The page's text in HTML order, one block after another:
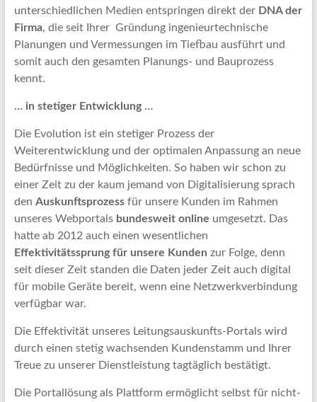
unterschiedlichen Medien entspringen direkt der DNA der
Firma, die seit Ihrer Gründung ingenieurtechnische
Planungen und Vermessungen im Tiefbau ausführt und
somit auch den gesamten Planungs- und Bauprozess
kennt.
… in stetiger Entwicklung …
Die Evolution ist ein stetiger Prozess der
Weiterentwicklung und der optimalen Anpassung an neue
Bedürfnisse und Möglichkeiten. So haben wir schon zu
einer Zeit zu der kaum jemand von Digitalisierung sprach
den Auskunftsprozess für unsere Kunden im Rahmen
unseres Webportals bundesweit online umgesetzt. Das
hatte ab 2012 auch einen wesentlichen
Effektivitätssprung für unsere Kunden zur Folge, denn
seit dieser Zeit standen die Daten jeder Zeit auch digital
für mobile Geräte bereit, wenn eine Netzwerkverbindung
verfügbar war.
Die Effektivität unseres Leitungsauskunfts-Portals wird
durch einen stetig wachsenden Kundenstamm und Ihrer
Treue zu unserer Dienstleistung tagtäglich bestätigt.
Die Portallösung als Plattform ermöglicht selbst für nicht-